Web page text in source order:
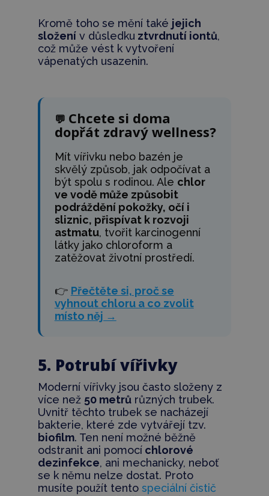
Kromě toho se mění také jejich
složenív důsledku ztvrdnutí iontů,
což může vést k vytvoření
vápenatých usazenin.
💬 Chcete si doma
dopřát zdravý wellness?
Mít vířivku nebo bazén je
skvělý způsob, jak odpočívat a
být spolu s rodinou. Ale chlor
ve vodě může způsobit
podráždění pokožky, očí i
sliznic, přispívat k rozvoji
astmatu, tvořit karcinogenní
látky jako chloroform a
zatěžovat životní prostředí.
👉 Přečtěte si, proč se
vyhnout chloru a co zvolit
místo něj →
5. Potrubí vířivky
Moderní vířivky jsou často složeny z
více než 50 metrůrůzných trubek.
Uvnitř těchto trubek se nacházejí
bakterie, které zde vytvářejí tzv.
biofilm. Ten není možné běžně
odstranit ani pomocíchlorové
dezinfekce, ani mechanicky, neboť
se k němu nelze dostat. Proto
musíte použít tento speciální čistič